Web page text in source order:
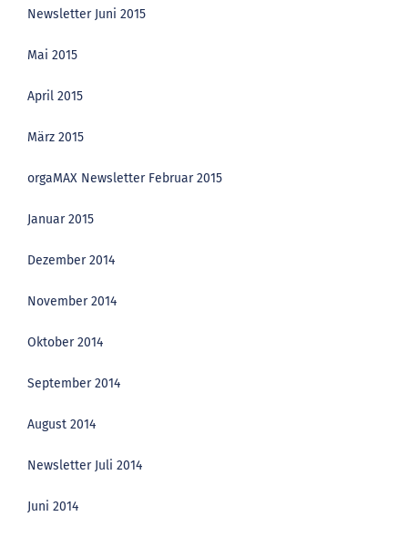
Newsletter Juni 2015
Mai 2015
April 2015
März 2015
orgaMAX Newsletter Februar 2015
Januar 2015
Dezember 2014
November 2014
Oktober 2014
September 2014
August 2014
Newsletter Juli 2014
Juni 2014